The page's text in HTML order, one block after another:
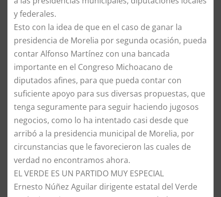
y federales.
Esto con la idea de que en el caso de ganar la
presidencia de Morelia por segunda ocasión, pueda
contar Alfonso Martínez con una bancada
importante en el Congreso Michoacano de
diputados afines, para que pueda contar con
suficiente apoyo para sus diversas propuestas, que
tenga seguramente para seguir haciendo jugosos
negocios, como lo ha intentado casi desde que
arribó a la presidencia municipal de Morelia, por
circunstancias que le favorecieron las cuales de
verdad no encontramos ahora.
EL VERDE ES UN PARTIDO MUY ESPECIAL
Ernesto Núñez Aguilar dirigente estatal del Verde